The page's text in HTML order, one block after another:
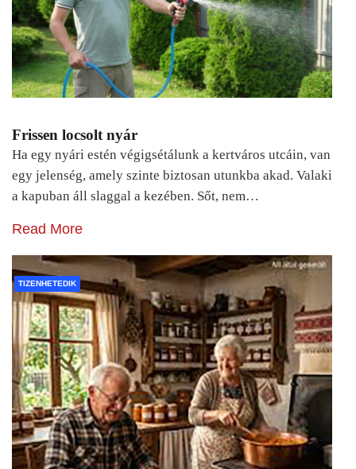
Frissen locsolt nyár
Ha egy nyári estén végigsétálunk a kertváros utcáin, van
egy jelenség, amely szinte biztosan utunkba akad. Valaki
a kapuban áll slaggal a kezében. Sőt, nem…
Read More
TIZENHETEDIK